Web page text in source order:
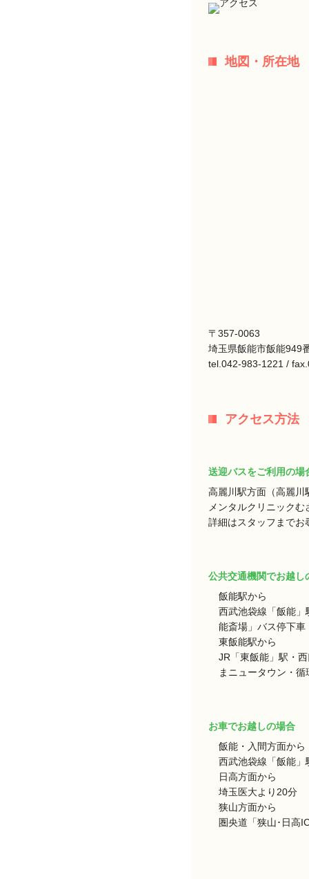
地図・所在地
〒357-0063
埼玉県飯能市飯能949
tel.042-983-1221 /
アクセス方法
送迎バスをご利用の場
高麗川駅方面（高麗川
メンタルクリニック
詳細はスタッフまでお
公共交通機関でお越し
飯能駅から
西武池袋線「飯能
能斎場」バス停下車
東飯能駅から
JR「東飯能」駅・
まニュータウン・
お車でお越しの場合
飯能・入間方面から
西武池袋線「飯能
日高方面から
埼玉医大より20分
狭山方面から
圏央道「狭山･日高